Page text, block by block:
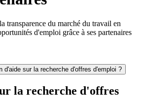
transparence du marché du travail en
d'emploi grâce à ses partenaires
d'aide sur la recherche d'offres d'emploi ?
la recherche d'offres